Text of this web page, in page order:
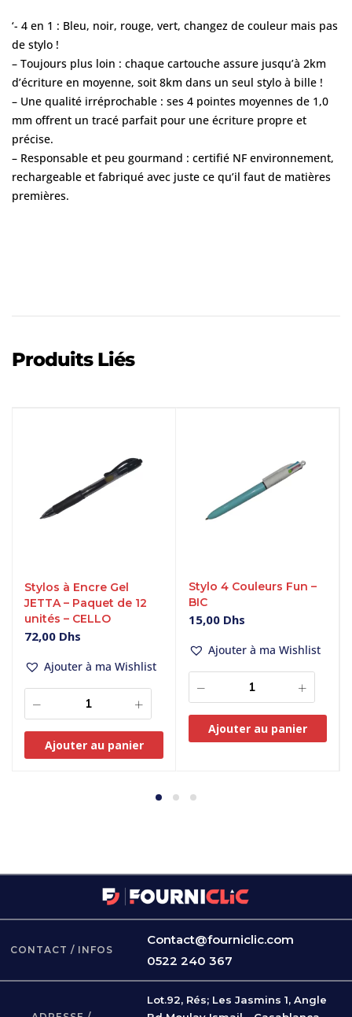
‘- 4 en 1 : Bleu, noir, rouge, vert, changez de couleur mais pas
de stylo !
– Toujours plus loin : chaque cartouche assure jusqu’à 2km
d’écriture en moyenne, soit 8km dans un seul stylo à bille !
– Une qualité irréprochable : ses 4 pointes moyennes de 1,0
mm offrent un tracé parfait pour une écriture propre et
précise.
– Responsable et peu gourmand : certifié NF environnement,
rechargeable et fabriqué avec juste ce qu’il faut de matières
premières.
Produits Liés
Stylos à Encre Gel
JETTA – Paquet de 12
unités – CELLO
72,00 Dhs
Ajouter à ma Wishlist
Ajouter au panier
Stylo 4 Couleurs Fun –
BIC
15,00 Dhs
Ajouter à ma Wishlist
Ajouter au panier
CONTACT / INFOS
Contact@fourniclic.com
0522 240 367
Lot.92, Rés; Les Jasmins 1, Angle